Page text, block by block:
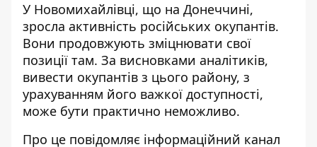
У Новомихайлівці, що на Донеччині,
зросла активність російських окупантів.
Вони продовжують зміцнювати свої
позиції там. За висновками аналітиків,
вивести окупантів з цього району, з
урахуванням його важкої доступності,
може бути практично неможливо.
Про це повідомляє інформаційний канал